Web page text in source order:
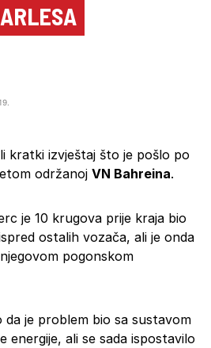
kratki izvještaj što je pošlo po
održanoj VN Bahreina.
je 10 krugova prije kraja bio
ostalih vozača, ali je onda
pogonskom
da je problem bio sa sustavom
energije, ali se sada ispostavilo